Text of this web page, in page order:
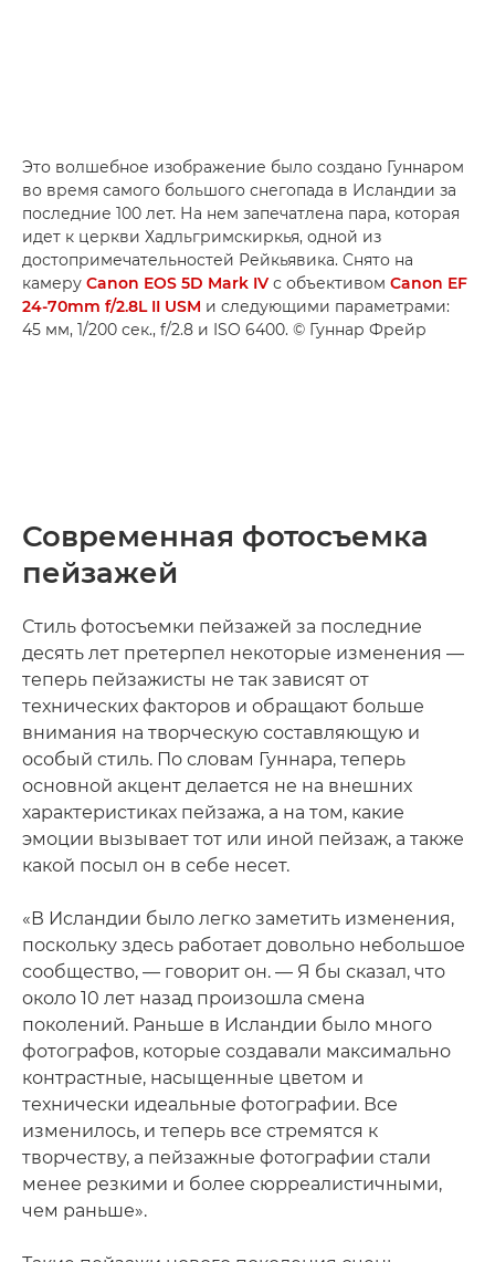
Это волшебное изображение было создано Гуннаром
во время самого большого снегопада в Исландии за
последние 100 лет. На нем запечатлена пара, которая
идет к церкви Хадльгримскиркья, одной из
достопримечательностей Рейкьявика. Снято на
камеру Canon EOS 5D Mark IV с объективом Canon EF
24-70mm f/2.8L II USM и следующими параметрами:
45 мм, 1/200 сек., f/2.8 и ISO 6400. © Гуннар Фрейр
Современная фотосъемка
пейзажей
Стиль фотосъемки пейзажей за последние
десять лет претерпел некоторые изменения —
теперь пейзажисты не так зависят от
технических факторов и обращают больше
внимания на творческую составляющую и
особый стиль. По словам Гуннара, теперь
основной акцент делается не на внешних
характеристиках пейзажа, а на том, какие
эмоции вызывает тот или иной пейзаж, а также
какой посыл он в себе несет.
«В Исландии было легко заметить изменения,
поскольку здесь работает довольно небольшое
сообщество, — говорит он. — Я бы сказал, что
около 10 лет назад произошла смена
поколений. Раньше в Исландии было много
фотографов, которые создавали максимально
контрастные, насыщенные цветом и
технически идеальные фотографии. Все
изменилось, и теперь все стремятся к
творчеству, а пейзажные фотографии стали
менее резкими и более сюрреалистичными,
чем раньше».